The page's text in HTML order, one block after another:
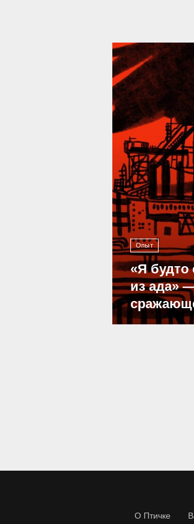
Опыт
«Я будто
из ада»
39 292
О Птичке